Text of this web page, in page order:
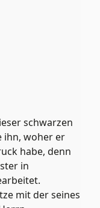
schwarzen
ihn, woher er
habe, denn
in
mit der seines